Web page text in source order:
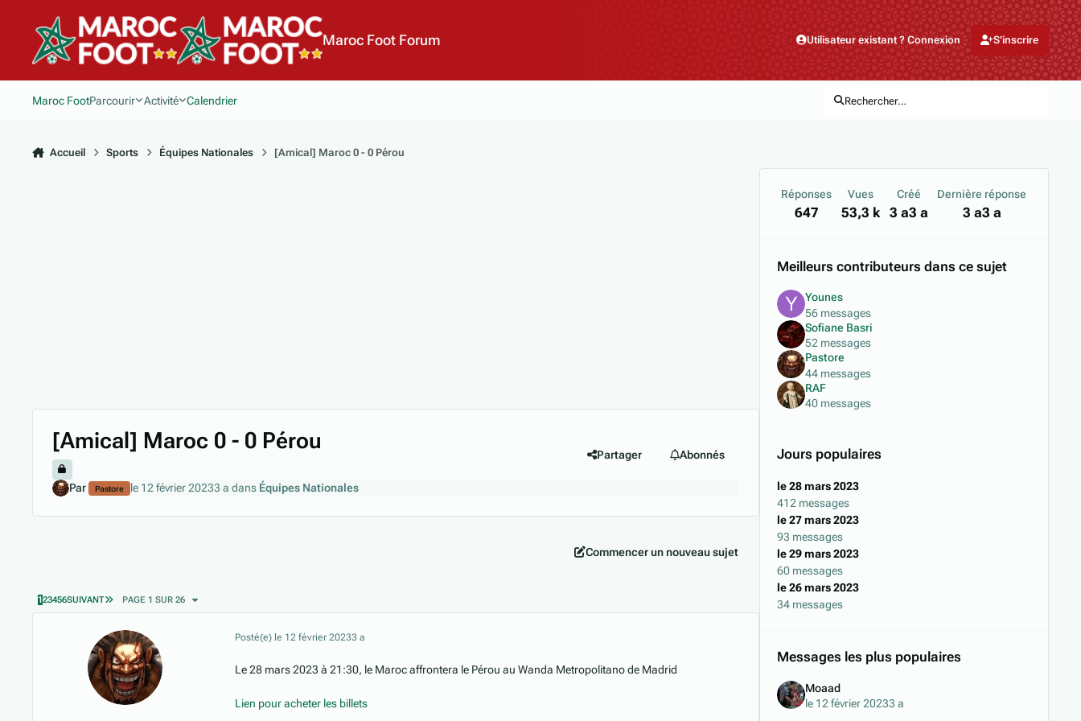
Maroc Foot Forum Utilisateur existant ? Connexion S’inscrire
Maroc FootParcourir Activité Calendrier Rechercher…
Accueil Sports Équipes Nationales [Amical] Maroc 0 - 0 Pérou
[Amical] Maroc 0 - 0 Pérou
Partager Abonnés
Par Pastore le 12 février 20233 a dans Équipes Nationales
Commencer un nouveau sujet
123456SUIVANT DERNIÈRE PAGE
PAGE 1 SUR 26
Posté(e) le 12 février 20233 a
Le 28 mars 2023 à 21:30, le Maroc affrontera le Pérou au Wanda Metropolitano de Madrid
Lien pour acheter les billets
Réponses
647
Vues
53,3 k
Créé
3 a3 a
Dernière réponse
3 a3 a
Meilleurs contributeurs dans ce sujet
Younes
56 messages
Sofiane Basri
52 messages
Pastore
44 messages
RAF
40 messages
Jours populaires
le 28 mars 2023
412 messages
le 27 mars 2023
93 messages
le 29 mars 2023
60 messages
le 26 mars 2023
34 messages
Messages les plus populaires
Moaad
le 12 février 20233 a